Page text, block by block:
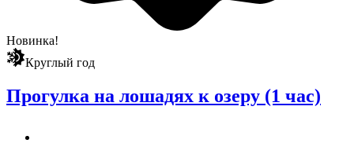
Новинка!
Круглый год
Прогулка на лошадях к озеру (1 час)